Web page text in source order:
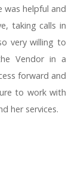
was helpful and
taking calls in
very willing to
Vendor in a
forward and
to work with
her services.